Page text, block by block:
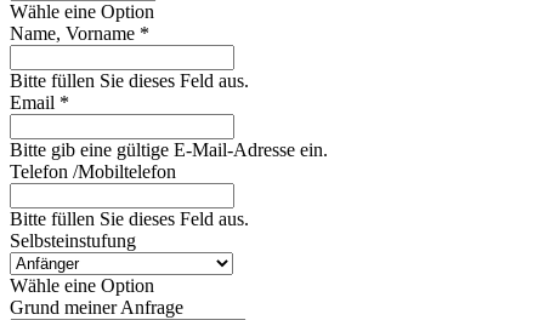
Wähle eine Option
Name, Vorname *
Bitte füllen Sie dieses Feld aus.
Email *
Bitte gib eine gültige E-Mail-Adresse ein.
Telefon /Mobiltelefon
Bitte füllen Sie dieses Feld aus.
Selbsteinstufung
Wähle eine Option
Grund meiner Anfrage